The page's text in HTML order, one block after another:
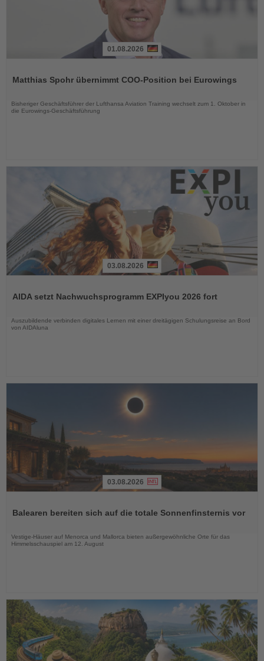
die
01.08.2026
Matthias Spohr übernimmt COO-Position bei Eurowings
Bisheriger Geschäftsführer der Lufthansa Aviation Training wechselt zum 1. Oktober in
die Eurowings-Geschäftsführung
die
03.08.2026
AIDA setzt Nachwuchsprogramm EXPIyou 2026 fort
Auszubildende verbinden digitales Lernen mit einer dreitägigen Schulungsreise an Bord
von AIDAluna
die
03.08.2026
Balearen bereiten sich auf die totale Sonnenfinsternis vor
Vestige-Häuser auf Menorca und Mallorca bieten außergewöhnliche Orte für das
Himmelsschauspiel am 12. August